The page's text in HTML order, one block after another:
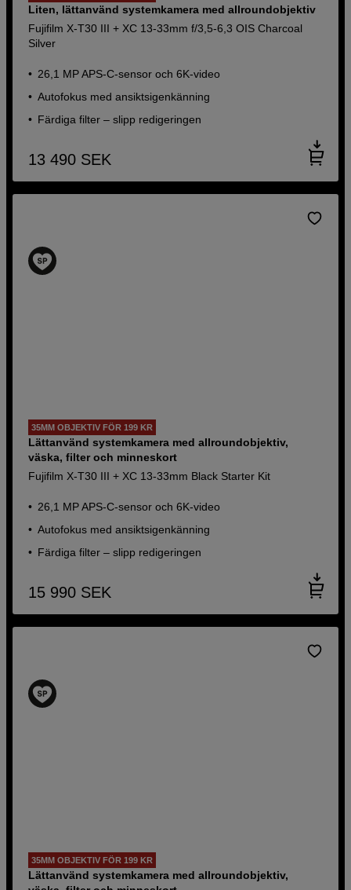
Liten, lättanvänd systemkamera med allroundobjektiv
Fujifilm X-T30 III + XC 13-33mm f/3,5-6,3 OIS Charcoal
Silver
26,1 MP APS-C-sensor och 6K-video
Autofokus med ansiktsigenkänning
Färdiga filter – slipp redigeringen
13 490 SEK
35MM OBJEKTIV FÖR 199 KR
Lättanvänd systemkamera med allroundobjektiv,
väska, filter och minneskort
Fujifilm X-T30 III + XC 13-33mm Black Starter Kit
26,1 MP APS-C-sensor och 6K-video
Autofokus med ansiktsigenkänning
Färdiga filter – slipp redigeringen
15 990 SEK
35MM OBJEKTIV FÖR 199 KR
Lättanvänd systemkamera med allroundobjektiv,